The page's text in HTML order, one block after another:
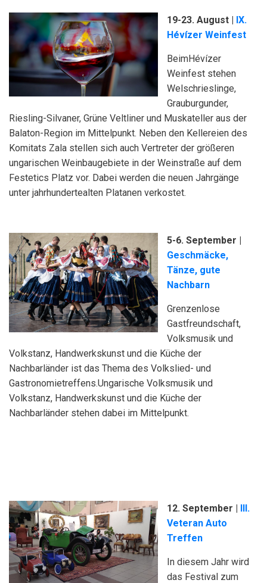
19-23. August | IX.
Hévízer Weinfest
BeimHévízer
Weinfest stehen
Welschrieslinge,
Grauburgunder,
Riesling-Silvaner, Grüne Veltliner und Muskateller aus der
Balaton-Region im Mittelpunkt. Neben den Kellereien des
Komitats Zala stellen sich auch Vertreter der größeren
ungarischen Weinbaugebiete in der Weinstraße auf dem
Festetics Platz vor. Dabei werden die neuen Jahrgänge
unter jahrhundertealten Platanen verkostet.
5-6. September |
Geschmäcke,
Tänze, gute
Nachbarn
Grenzenlose
Gastfreundschaft,
Volksmusik und
Volkstanz, Handwerkskunst und die Küche der
Nachbarländer ist das Thema des Volkslied- und
Gastronomietreffens.Ungarische Volksmusik und
Volkstanz, Handwerkskunst und die Küche der
Nachbarländer stehen dabei im Mittelpunkt.
12. September | III.
Veteran Auto
Treffen
In diesem Jahr wird
das Festival zum